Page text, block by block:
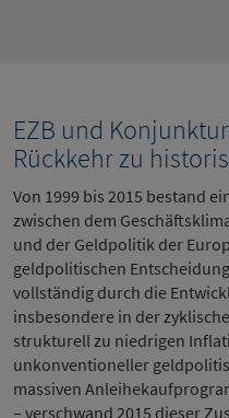
EZB und
Rückkehr zu
Von 1999 bis 2015 bestand
zwischen dem
und der Geldpolitik der
geldpolitischen
vollständig durch die
insbesondere in der
strukturell zu niedrigen
unkonventioneller
massiven
– verschwand 2015 dieser